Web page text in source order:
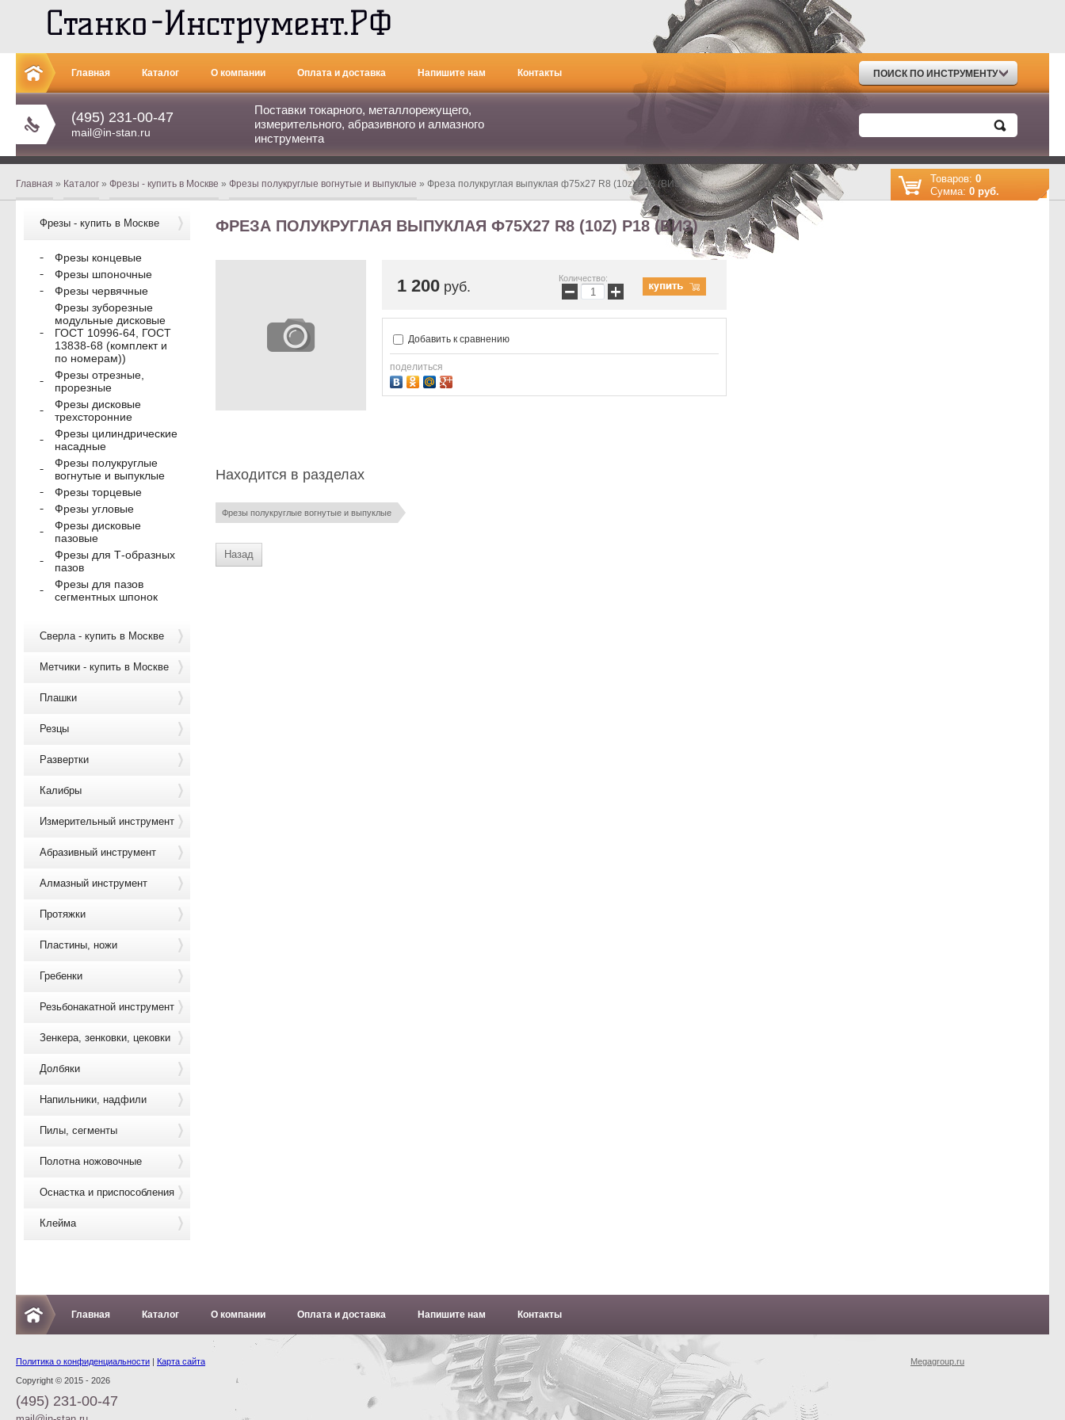
ПОИСК ПО ИНСТРУМЕНТУ
(495) 231-00-47
mail@in-stan.ru
Поставки токарного, металлорежущего,
измерительного, абразивного и алмазного
инструмента
Главная Каталог О компании Оплата и доставка Напишите нам Контакты
Главная » Каталог » Фрезы - купить в Москве » Фрезы полукруглые вогнутые и выпуклые » Фреза полукруглая выпуклая ф75х27 R8 (10z) Р18 (ВИЗ) Товаров: 0
Cумма: 0 руб.
ФРЕЗА ПОЛУКРУГЛАЯ ВЫПУКЛАЯ Ф75Х27 R8 (10Z) Р18 (ВИЗ)
1 200 руб.
Количество:
− +
Добавить к сравнению
поделиться
Находится в разделах
Фрезы полукруглые вогнутые и выпуклые
Назад
Фрезы - купить в Москве
Фрезы концевые
Фрезы шпоночные
Фрезы червячные
Фрезы зуборезные
модульные дисковые
ГОСТ 10996-64, ГОСТ
13838-68 (комплект и
по номерам))
Фрезы отрезные,
прорезные
Фрезы дисковые
трехсторонние
Фрезы цилиндрические
насадные
Фрезы полукруглые
вогнутые и выпуклые
Фрезы торцевые
Фрезы угловые
Фрезы дисковые
пазовые
Фрезы для Т-образных
пазов
Фрезы для пазов
сегментных шпонок
Сверла - купить в Москве
Метчики - купить в Москве
Плашки
Резцы
Развертки
Калибры
Измерительный инструмент
Абразивный инструмент
Алмазный инструмент
Протяжки
Пластины, ножи
Гребенки
Резьбонакатной инструмент
Зенкера, зенковки, цековки
Долбяки
Напильники, надфили
Пилы, сегменты
Полотна ножовочные
Оснастка и приспособления
Клейма
Главная Каталог О компании Оплата и доставка Напишите нам Контакты
Политика о конфиденциальности | Карта сайта
Copyright © 2015 - 2026
(495) 231-00-47
Megagroup.ru